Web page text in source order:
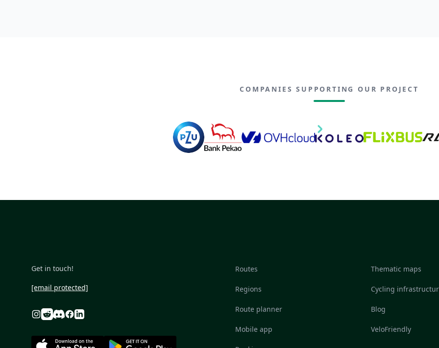
COMPANIES SUPPORTING OUR PROJECT
Get in touch!
[email protected]
Instagram
RedditDiscord
Facebook
Linkedin
Routes
Regions
Route planner
Mobile app
Thematic maps
Cycling
Blog
VeloFriendly